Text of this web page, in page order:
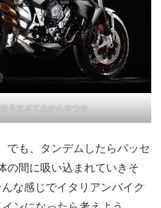
良すぎてあかんやつや
でも、タンデムしたらパッセ
の間に吸い込まれていきそ
な感じでイタリアンバイク